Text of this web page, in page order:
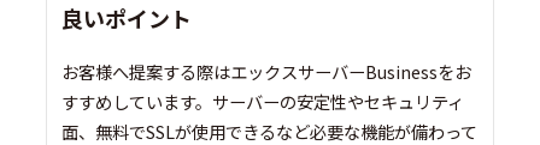
良いポイント
お客様へ提案する際はエックスサーバーBusinessをお
すすめしています。サーバーの安定性やセキュリティ
面、無料でSSLが使用できるなど必要な機能が備わって